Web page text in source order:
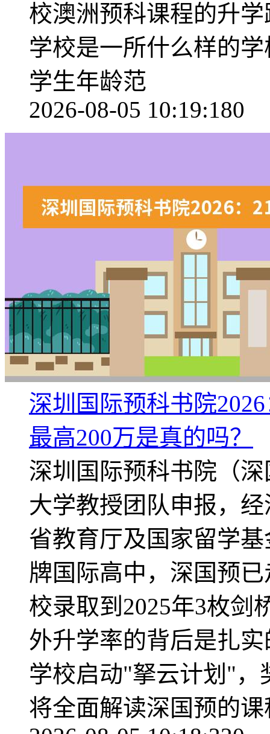
校澳洲预科课程的升
学校是一所什么样的
学生年龄范
2026-08-05 10:19:180
深圳国际预科书院
最高200万是真的吗？
深圳国际预科书院（
大学教授团队申报，
省教育厅及国家留学
牌国际高中，深国预
校录取到2025年3枚剑
外升学率的背后是扎
学校启动"拏云计划"，
将全面解读深国预的